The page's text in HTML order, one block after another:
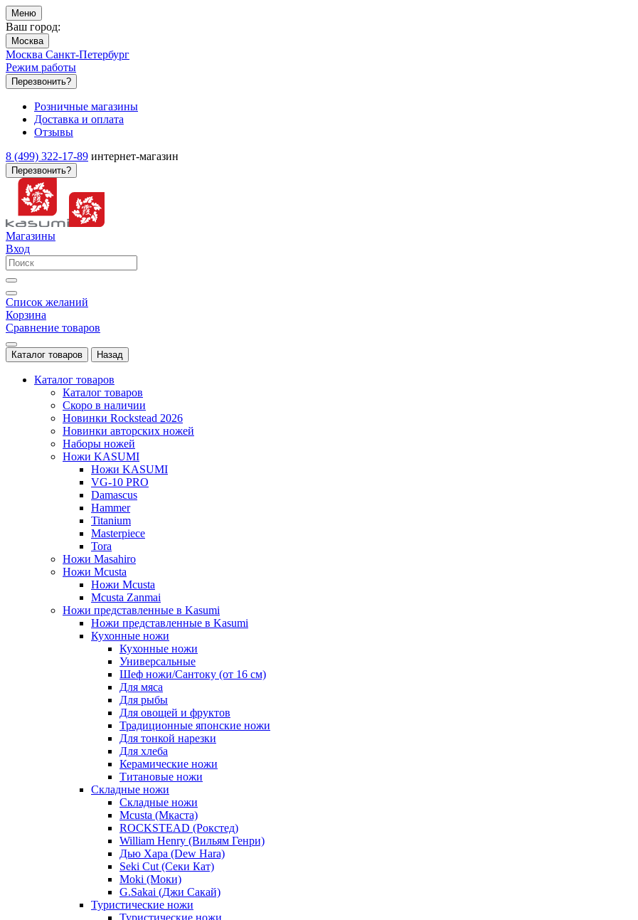
Меню
Ваш город:
Москва
Москва Санкт-Петербург
Режим работы
Перезвонить?
Розничные магазины
Доставка и оплата
Отзывы
8 (499) 322-17-89 интернет-магазин
Перезвонить?
Магазины
Вход
Список желаний
Корзина
Сравнение товаров
Каталог товаров Назад
Каталог товаров
Каталог товаров
Скоро в наличии
Новинки Rockstead 2026
Новинки авторских ножей
Наборы ножей
Ножи KASUMI
Ножи KASUMI
VG-10 PRO
Damascus
Hammer
Titanium
Masterpiece
Tora
Ножи Masahiro
Ножи Mcusta
Ножи Mcusta
Mcusta Zanmai
Ножи представленные в Kasumi
Ножи представленные в Kasumi
Кухонные ножи
Кухонные ножи
Универсальные
Шеф ножи/Сантоку (от 16 см)
Для мяса
Для рыбы
Для овощей и фруктов
Традиционные японские ножи
Для тонкой нарезки
Для хлеба
Керамические ножи
Титановые ножи
Складные ножи
Складные ножи
Mcusta (Мкаста)
ROCKSTEAD (Рокстед)
William Henry (Вильям Генри)
Дью Хара (Dew Hara)
Seki Cut (Секи Кат)
Moki (Моки)
G.Sakai (Джи Сакай)
Туристические ножи
Туристические ножи